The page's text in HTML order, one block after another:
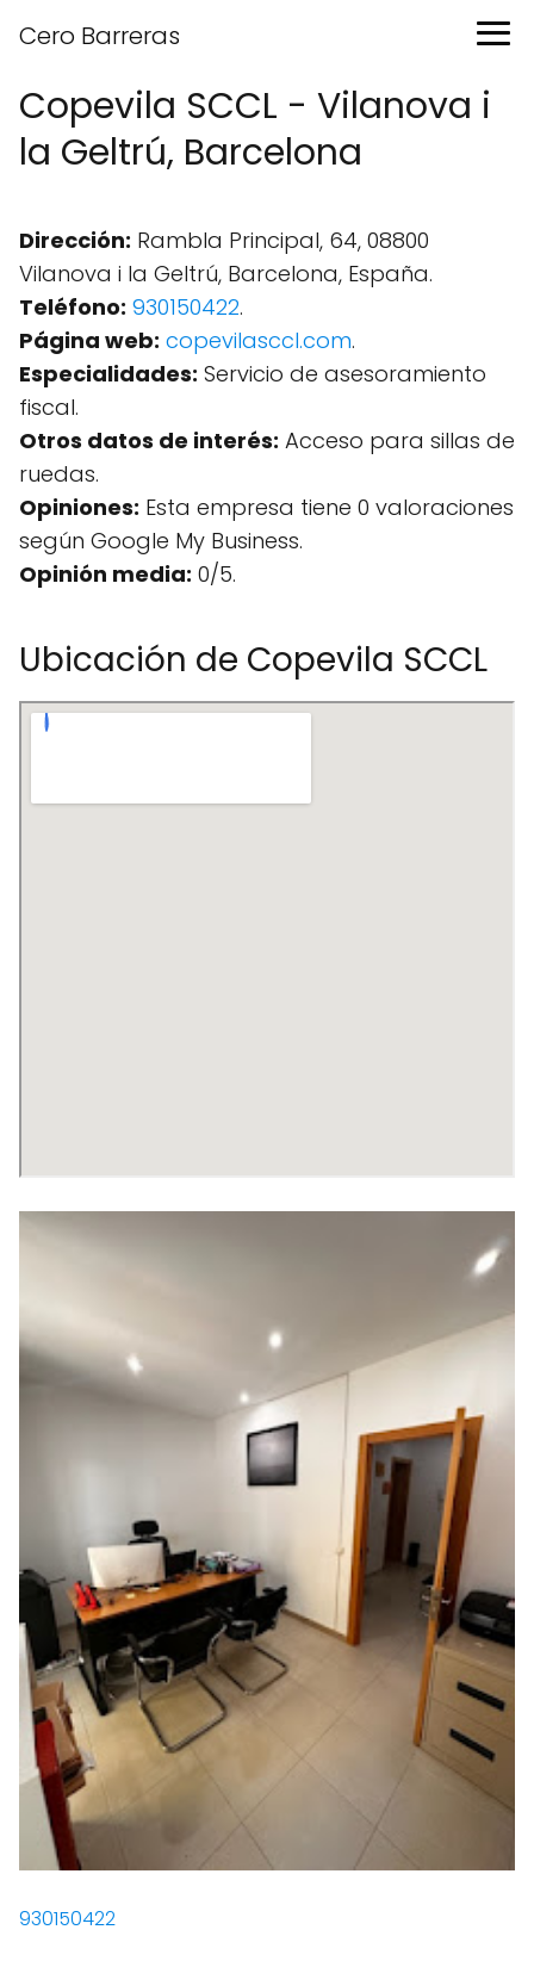
Cero Barreras
Copevila SCCL - Vilanova i
la Geltrú, Barcelona
Dirección: Rambla Principal, 64, 08800
Vilanova i la Geltrú, Barcelona, España.
Teléfono: 930150422.
Página web: copevilasccl.com.
Especialidades: Servicio de asesoramiento
fiscal.
Otros datos de interés: Acceso para sillas de
ruedas.
Opiniones: Esta empresa tiene 0 valoraciones
según Google My Business.
Opinión media: 0/5.
Ubicación de Copevila SCCL
930150422